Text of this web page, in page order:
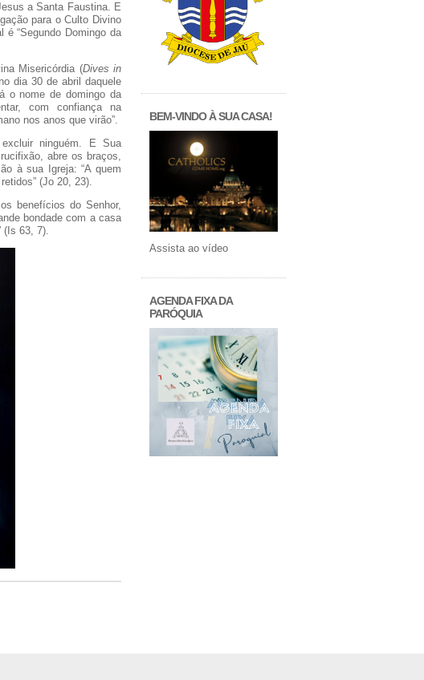
a Santa Faustina. E
para o Culto Divino
“Segundo Domingo da
Misericórdia (Dives in
dia 30 de abril daquele
o nome de domingo da
com confiança na
nos anos que virão”.
ninguém. E Sua
abre os braços,
à sua Igreja: “A quem
(Jo 20, 23).
benefícios do Senhor,
bondade com a casa
(Is 63, 7).
BEM-VINDO À SUA CASA!
Assista ao vídeo
AGENDA FIXA DA
PARÓQUIA